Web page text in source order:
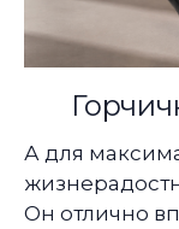
А для
Он отлично